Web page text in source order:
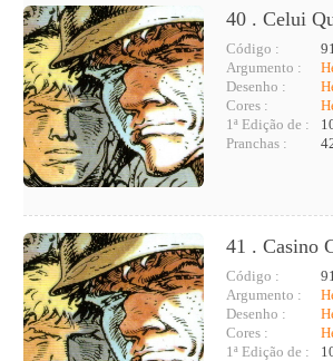
40 . Celui
Código :
Argumento :
Desenho :
Cores :
1ª Edição de :
Pranchas :
41 . Casino
Código :
Argumento :
Desenho :
Cores :
1ª Edição de :